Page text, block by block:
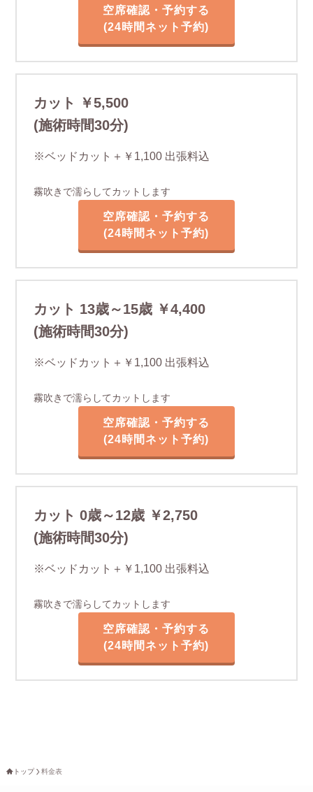
空席確認・予約する
(24時間ネット予約)
カット ￥5,500
(施術時間30分)
※ベッドカット＋￥1,100 出張料込
霧吹きで濡らしてカットします
空席確認・予約する
(24時間ネット予約)
カット 13歳～15歳 ￥4,400
(施術時間30分)
※ベッドカット＋￥1,100 出張料込
霧吹きで濡らしてカットします
空席確認・予約する
(24時間ネット予約)
カット 0歳～12歳 ￥2,750
(施術時間30分)
※ベッドカット＋￥1,100 出張料込
霧吹きで濡らしてカットします
空席確認・予約する
(24時間ネット予約)
トップ 料金表